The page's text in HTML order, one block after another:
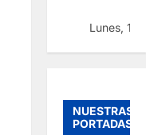
Lunes, 10
NUESTRAS
PORTADAS